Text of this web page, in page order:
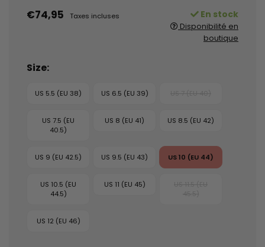
€74,95 Taxes incluses En stock
Disponibilité en
boutique
Size:
US 5.5 (EU 38) US 6.5 (EU 39)
US 7.5 (EU
40.5)
US 8 (EU 41) US 8.5 (EU 42)
US 9 (EU 42.5) US 9.5 (EU 43) US 10 (EU 44)
US 10.5 (EU
44.5)
US 11 (EU 45)
US 12 (EU 46)